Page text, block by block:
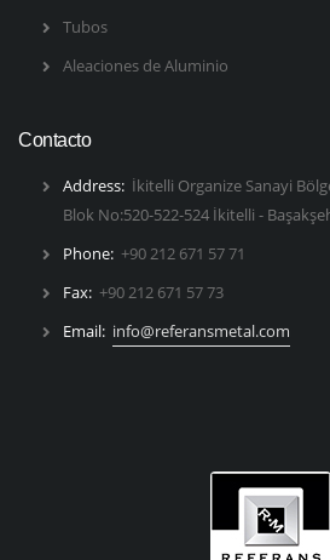
Tubos
Aleaciones de Aluminio
Contacto
Address: İkitelli Organize Sanayi
Blok No:520-522-524 İkitelli -
Phone: +90 212 671 57 71
Fax: +90 212 671 57 73
Email: info@referansmetal.com